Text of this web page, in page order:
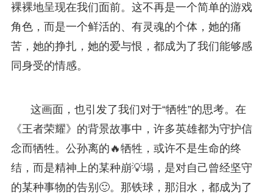
裸裸地呈现在我们面前。这不再是一个简单的游戏
角色，而是一个鲜活的、有灵魂的个体，她的痛
苦，她的挣扎，她的爱与恨，都成为了我们能够感
同身受的情感。
这画面，也引发了我们对于“牺牲”的思考。在
《王者荣耀》的背景故事中，许多英雄都为守护信
念而牺牲。公孙离的🔥牺牲，或许不是生命的终
结，而是精神上的某种崩💡塌，是对自己曾经坚守
的某种事物的告别🙂。那铁球，那泪水，都成为了